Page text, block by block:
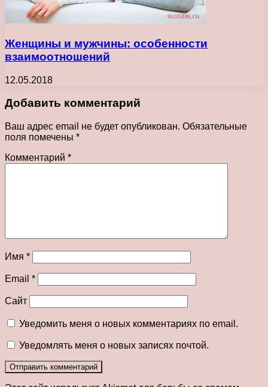
Женщины и мужчины: особенности
взаимоотношений
12.05.2018
Добавить комментарий
Ваш адрес email не будет опубликован. Обязательные
поля помечены *
Комментарий *
Имя *
Email *
Сайт
Уведомить меня о новых комментариях по email.
Уведомлять меня о новых записях почтой.